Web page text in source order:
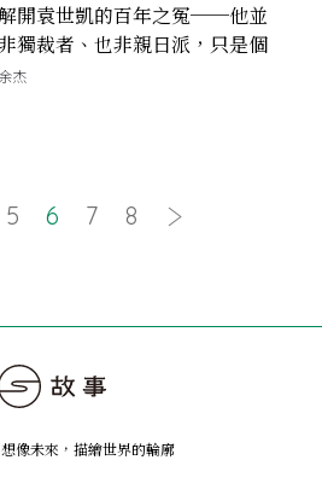
開袁世凱的百年之冤──他並
獨裁者、也非親日派，只是個
君主立憲的失敗者
余杰
5 6 7 8
像未來 ， 描繪世界的輪廓